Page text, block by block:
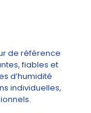
de référence
fiables et
d’humidité
individuelles,